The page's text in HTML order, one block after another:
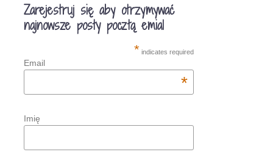
Zarejestruj się aby otrzymywać
najnowsze posty pocztą emial
* indicates required
Email
*
Imię